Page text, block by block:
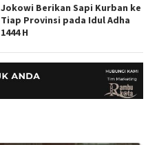
Jokowi Berikan Sapi Kurban ke
Tiap Provinsi pada Idul Adha
1444 H